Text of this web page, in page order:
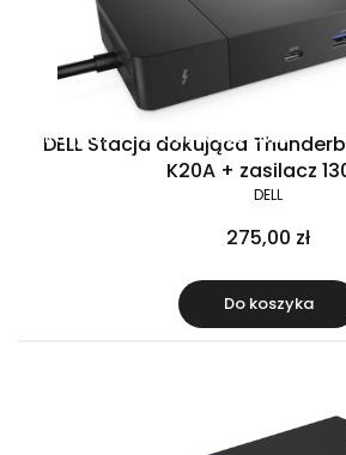
Raty 0% Gratis w zestawie
DELL Stacja dokująca
K20A + zasilacz
DELL
275,00 zł
Do koszyka